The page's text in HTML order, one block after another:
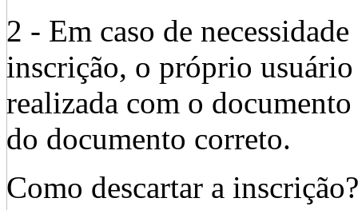
2 - Em caso de
inscrição, o próprio
realizada com o
do documento correto.
Como descartar a inscrição?